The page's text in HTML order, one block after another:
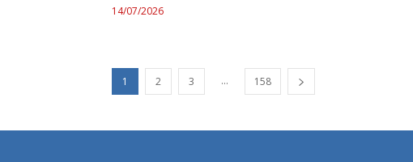
14/07/2026
1 2 3 ... 158